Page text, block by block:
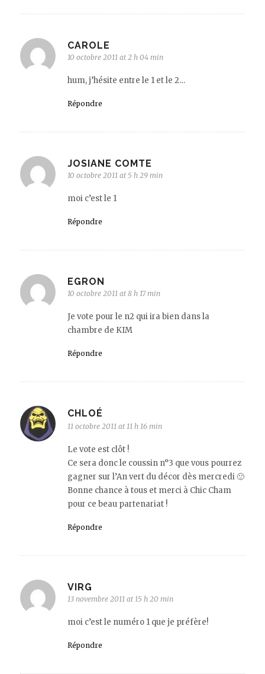
CAROLE
10 octobre 2011 at 2 h 04 min
hum, j’hésite entre le 1 et le 2…
Répondre
JOSIANE COMTE
10 octobre 2011 at 5 h 29 min
moi c’est le 1
Répondre
EGRON
10 octobre 2011 at 8 h 17 min
Je vote pour le n2 qui ira bien dans la
chambre de KIM
Répondre
CHLOÉ
11 octobre 2011 at 11 h 16 min
Le vote est clôt !
Ce sera donc le coussin n°3 que vous pourrez
gagner sur l’An vert du décor dès mercredi 🙂
Bonne chance à tous et merci à Chic Cham
pour ce beau partenariat !
Répondre
VIRG
13 novembre 2011 at 15 h 20 min
moi c’est le numéro 1 que je préfère!
Répondre